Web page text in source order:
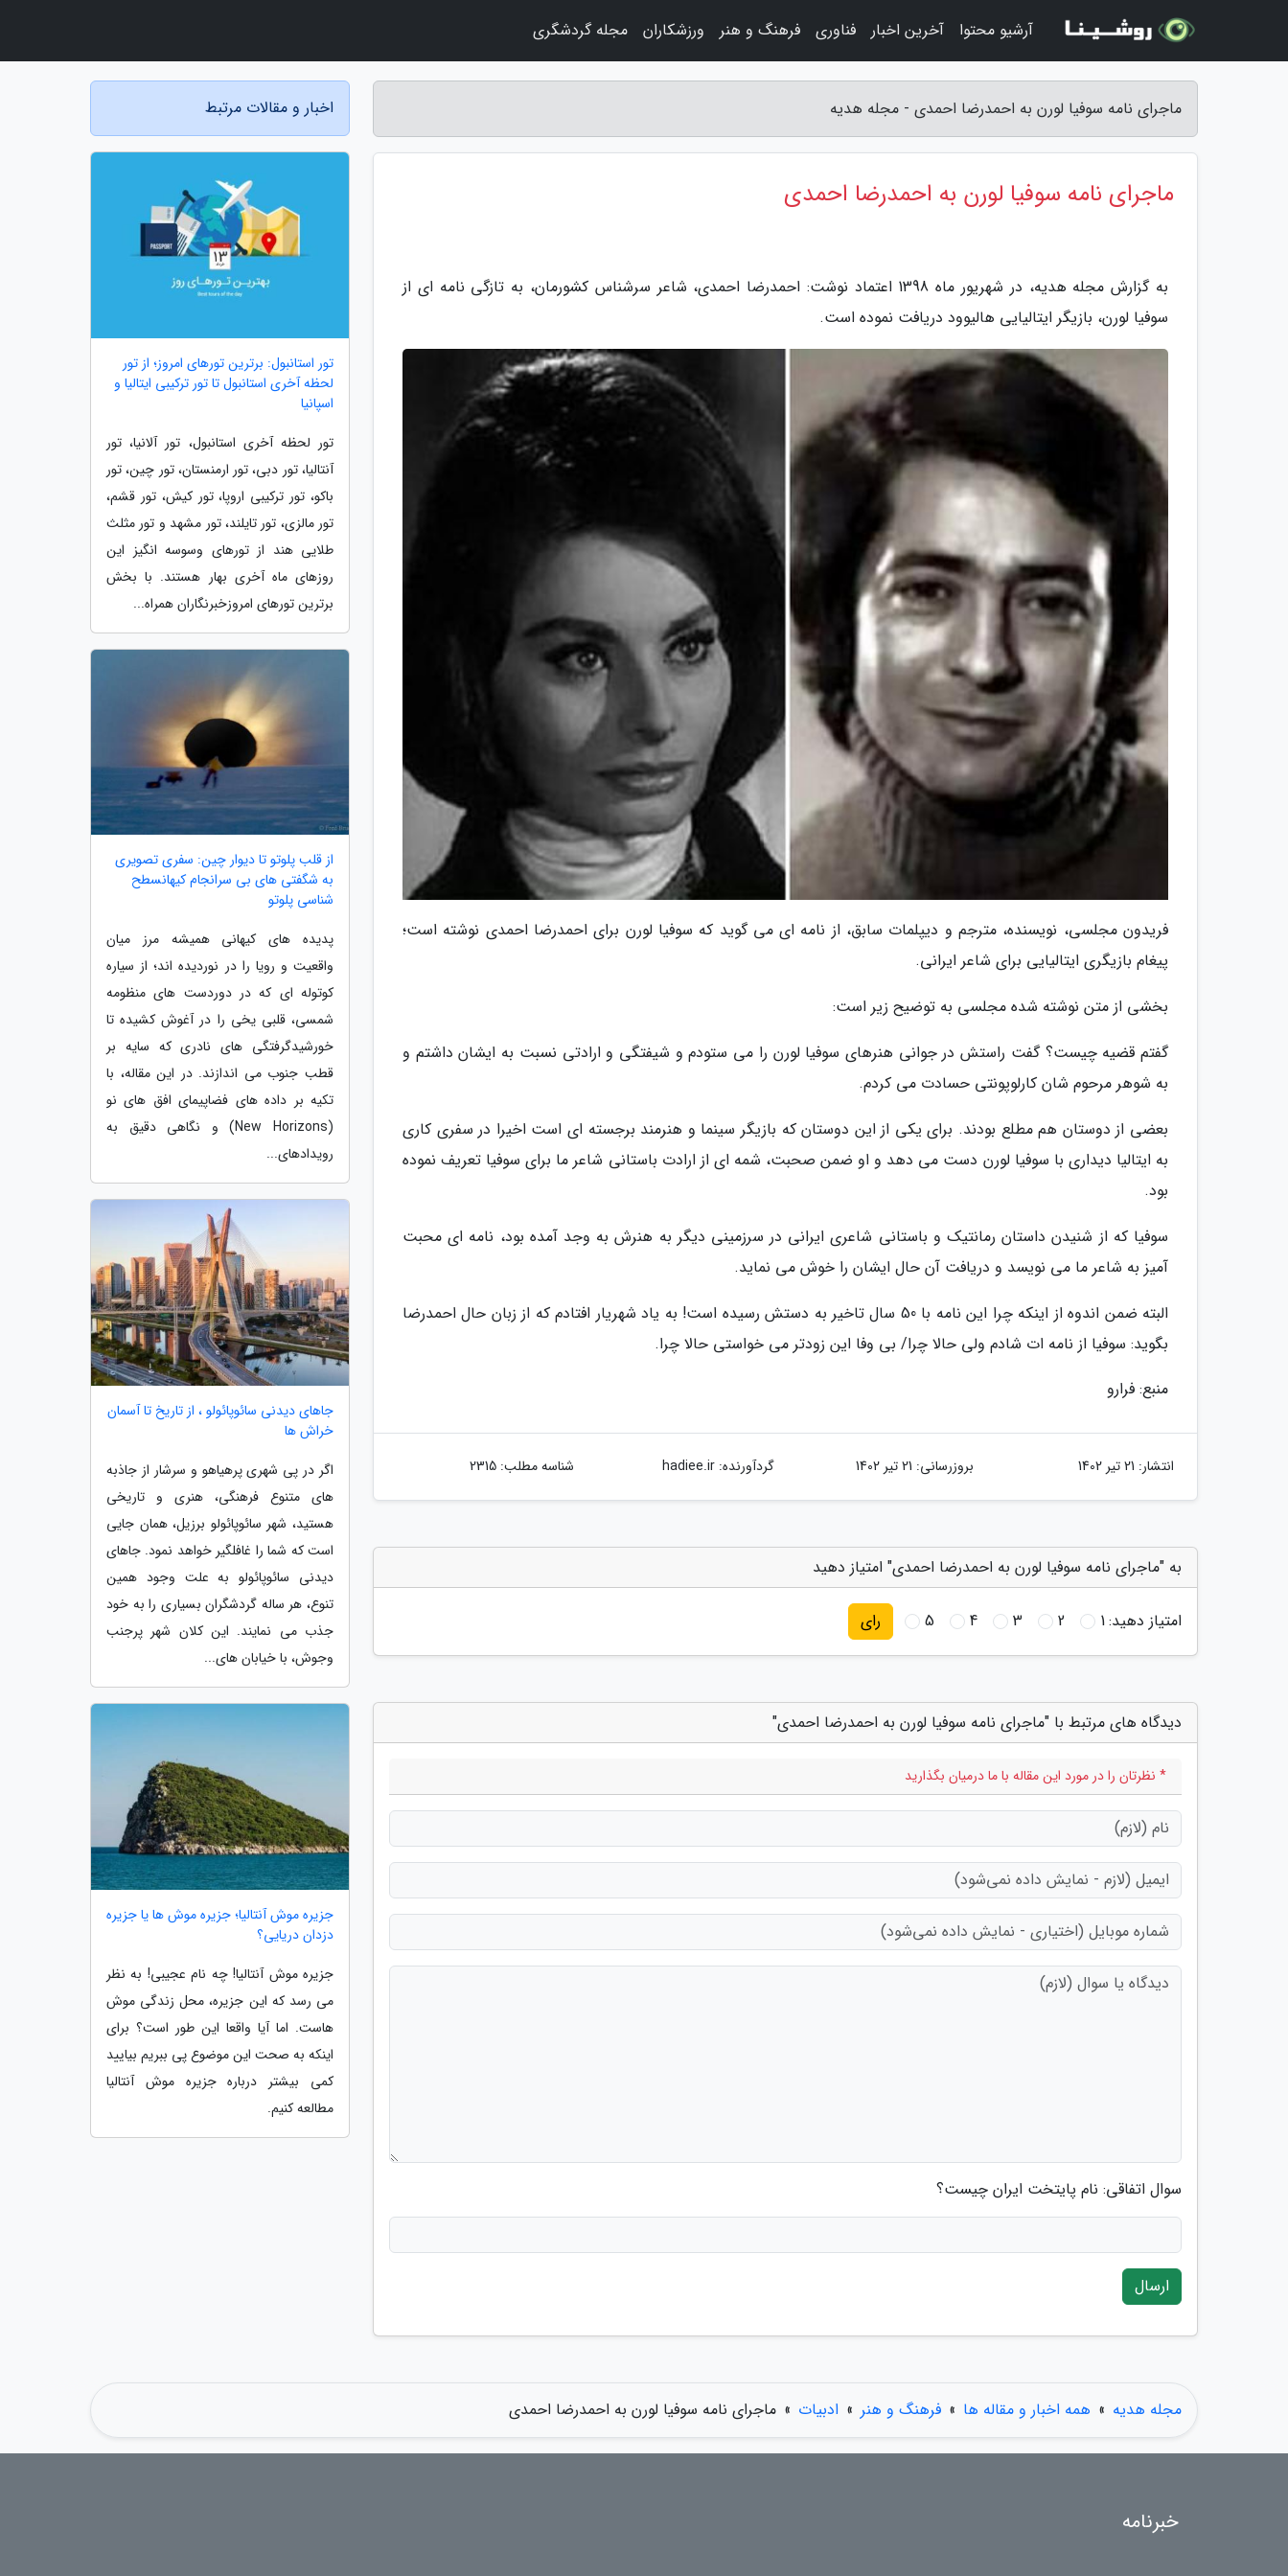
ماجرای نامه سوفیا لورن به احمدرضا احمدی - مجله هدیه
ماجرای نامه سوفیا لورن به احمدرضا احمدی
به گزارش مجله هدیه، در شهریور ماه 1398 اعتماد نوشت: احمدرضا احمدی، شاعر سرشناس کشورمان، به تازگی نامه ای از
سوفیا لورن، بازیگر ایتالیایی هالیوود دریافت نموده است.
فریدون مجلسی، نویسنده، مترجم و دیپلمات سابق، از نامه ای می گوید که سوفیا لورن برای احمدرضا احمدی نوشته است؛
پیغام بازیگری ایتالیایی برای شاعر ایرانی.
بخشی از متن نوشته شده مجلسی به توضیح زیر است:
گفتم قضیه چیست؟ گفت راستش در جوانی هنرهای سوفیا لورن را می ستودم و شیفتگی و ارادتی نسبت به ایشان داشتم و
به شوهر مرحوم شان کارلوپونتی حسادت می کردم.
بعضی از دوستان هم مطلع بودند. برای یکی از این دوستان که بازیگر سینما و هنرمند برجسته ای است اخیرا در سفری کاری
به ایتالیا دیداری با سوفیا لورن دست می دهد و او ضمن صحبت، شمه ای از ارادت باستانی شاعر ما برای سوفیا تعریف نموده
بود.
سوفیا که از شنیدن داستان رمانتیک و باستانی شاعری ایرانی در سرزمینی دیگر به هنرش به وجد آمده بود، نامه ای محبت
آمیز به شاعر ما می نویسد و دریافت آن حال ایشان را خوش می نماید.
البته ضمن اندوه از اینکه چرا این نامه با 50 سال تاخیر به دستش رسیده است! به یاد شهریار افتادم که از زبان حال احمدرضا
بگوید: سوفیا از نامه ات شادم ولی حالا چرا/ بی وفا این زودتر می خواستی حالا چرا.
منبع: فرارو
انتشار: 21 تیر 1402 بروزرسانی: 21 تیر 1402 گردآورنده:hadiee.ir شناسه مطلب: 2315
به "ماجرای نامه سوفیا لورن به احمدرضا احمدی" امتیاز دهید
امتیاز دهید:1
2
3
4
5 رای
دیدگاه های مرتبط با "ماجرای نامه سوفیا لورن به احمدرضا احمدی"
* نظرتان را در مورد این مقاله با ما درمیان بگذارید
سوال اتفاقی: نام پایتخت ایران چیست؟
ارسال
اخبار و مقالات مرتبط
تور استانبول: برترین تورهای امروز؛ از تور
لحظه آخری استانبول تا تور ترکیبی ایتالیا و
اسپانیا
تور لحظه آخری استانبول، تور آلانیا، تور
آنتالیا، تور دبی، تور ارمنستان، تور چین، تور
باکو، تور ترکیبی اروپا، تور کیش، تور قشم،
تور مالزی، تور تایلند، تور مشهد و تور مثلث
طلایی هند از تورهای وسوسه انگیز این
روزهای ماه آخری بهار هستند. با بخش
برترین تورهای امروزخبرنگاران همراه...
از قلب پلوتو تا دیوار چین: سفری تصویری
به شگفتی های بی سرانجام کیهانسطح
شناسی پلوتو
پدیده های کیهانی همیشه مرز میان
واقعیت و رویا را در نوردیده اند؛ از سیاره
کوتوله ای که در دوردست های منظومه
شمسی، قلبی یخی را در آغوش کشیده تا
خورشیدگرفتگی های نادری که سایه بر
قطب جنوب می اندازند. در این مقاله، با
تکیه بر داده های فضاپیمای افق های نو
(New Horizons) و نگاهی دقیق به
رویدادهای...
جاهای دیدنی سائوپائولو ، از تاریخ تا آسمان
خراش ها
اگر در پی شهری پرهیاهو و سرشار از جاذبه
های متنوع فرهنگی، هنری و تاریخی
هستید، شهر سائوپائولو برزیل، همان جایی
است که شما را غافلگیر خواهد نمود. جاهای
دیدنی سائوپائولو به علت وجود همین
تنوع، هر ساله گردشگران بسیاری را به خود
جذب می نمایند. این کلان شهر پرجنب
وجوش، با خیابان های...
جزیره موش آنتالیا؛ جزیره موش ها یا جزیره
دزدان دریایی؟
جزیره موش آنتالیا! چه نام عجیبی! به نظر
می رسد که این جزیره، محل زندگی موش
هاست. اما آیا واقعا این طور است؟ برای
اینکه به صحت این موضوع پی ببریم بیایید
کمی بیشتر درباره جزیره موش آنتالیا
مطالعه کنیم.
مجله هدیه » همه اخبار و مقاله ها » فرهنگ و هنر » ادبیات » ماجرای نامه سوفیا لورن به احمدرضا احمدی
آرشیو محتوا آخرین اخبار فناوری فرهنگ و هنر ورزشکاران مجله گردشگری
خبرنامه